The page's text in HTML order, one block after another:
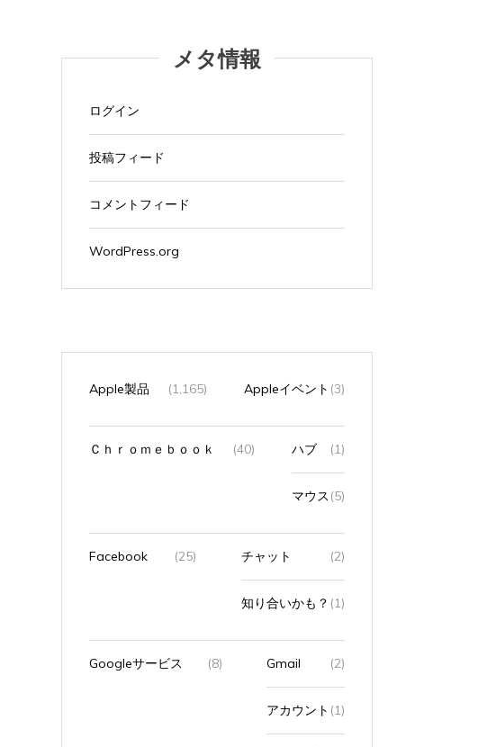
メタ情報
ログイン
投稿フィード
コメントフィード
WordPress.org
Apple製品 (1,165) Appleイベント (3)
Ｃｈｒｏｍｅｂｏｏｋ (40) ハブ (1)
マウス (5)
Facebook (25) チャット (2)
知り合いかも？ (1)
Googleサービス (8) Gmail (2)
アカウント (1)